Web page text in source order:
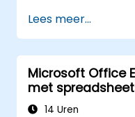
behandelen. Deze
training richt zich
optimalisatie van
eigen UserForms
workflows via
een brug wordt
Lees meer...
Microsoft Office
met
14 Uren